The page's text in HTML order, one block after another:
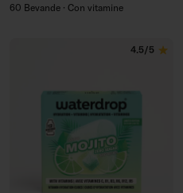
60 Bevande · Con vitamine
4.5/5